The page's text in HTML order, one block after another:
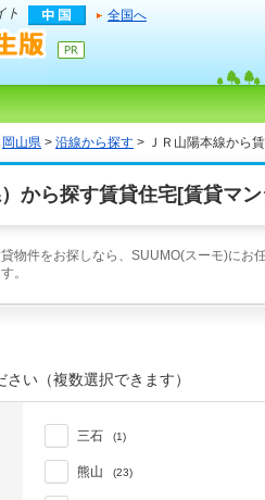
ト 全国へ
岡山県 > 沿線から探す > ＪＲ山陽本線から
から探す賃貸住宅[賃貸マ
物件をお探しなら、SUUMO(スーモ)に
。
さい（複数選択できます）
三石 (1)
熊山 (23)